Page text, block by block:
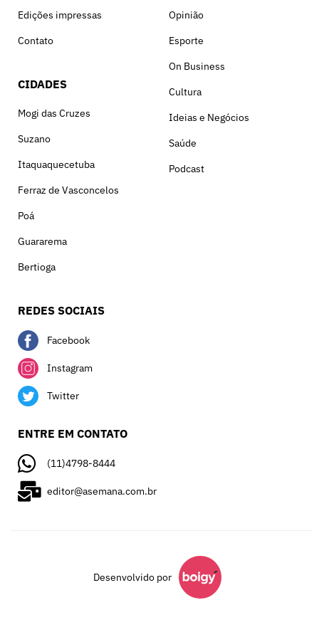
Edições impressas
Contato
CIDADES
Mogi das Cruzes
Suzano
Itaquaquecetuba
Ferraz de Vasconcelos
Poá
Guararema
Bertioga
Opinião
Esporte
On Business
Cultura
Ideias e Negócios
Saúde
Podcast
REDES SOCIAIS
Facebook
Instagram
Twitter
ENTRE EM CONTATO
(11)4798-8444
editor@asemana.com.br
Desenvolvido por